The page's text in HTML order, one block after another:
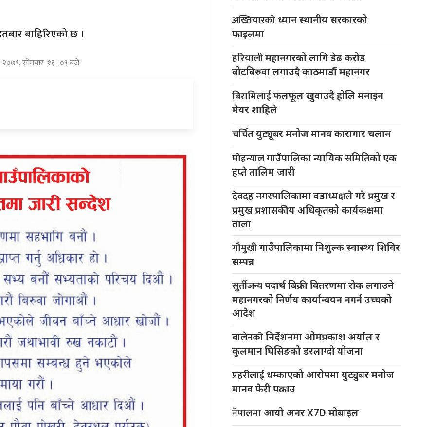
बाहिरिएको छ ।
२०७९, सोमबार ११ : ०९ बजे
अख्तियारको ध्यान स्थानीय सरकारको
फाइलमा
हरियालीमहानगरको लागि डेढ करोड
बोटबिरुवा लगाउदै काठमाडौं महानगर
बिरामिलाईफलफूल खुवाउदै होलि मनाइन
मेयर शाहिले
चर्चितयुट्यूबर मनोज मानव कारागार चलान
मोहन्यालगाउँपालिका न्यायिक समितिको एक
हप्ते तालिम जारी
देवदहनगरपालिकामा वडाध्यक्षले गरे प्रमुख र
प्रमुख प्रशासकीय अधिकृतको कार्यकक्षमा
ताला
गौमुखीगाउँपालिकामा निशुल्क स्वास्थ्य शिविर
सम्पन्न
सुर्तीजन्यपदार्थ बिक्री वितरणमा रोक लगाउने
महानगरको निर्णय कार्यान्वयन नगर्न उच्चको
आदेश
बालेनकोनिर्देशनमा ओमप्रकाश अर्याल र
कुलमान घिसिङको डरलाग्दो योजना
प्रहरीलाई धम्काएको आरोपमा युट्युबर मनोज
मानव फेरी पक्राउ
नेपालमाआयो अनर X7D मोबाइल